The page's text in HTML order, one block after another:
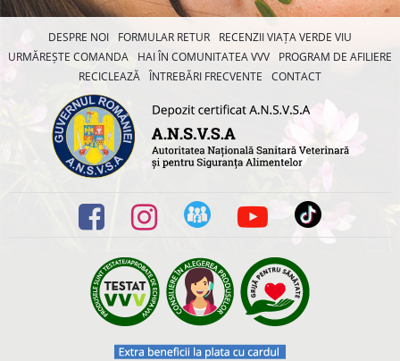
DESPRE NOI FORMULAR RETUR
RECENZII VIAȚA VERDE VIU
URMĂREȘTE COMANDA
HAI ÎN COMUNITATEA VVV
PROGRAM DE AFILIERE
RECICLEAZĂ ÎNTREBĂRI FRECVENTE CONTACT